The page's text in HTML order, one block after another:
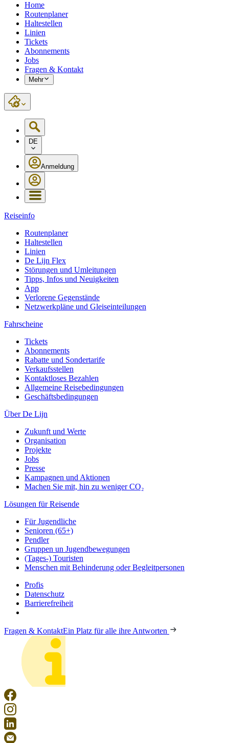
Home
Routenplaner
Haltestellen
Linien
Tickets
Abonnements
Jobs
Fragen & Kontakt
Mehr
DE
Anmeldung
Reiseinfo
Routenplaner
Haltestellen
Linien
De Lijn Flex
Störungen und Umleitungen
Tipps, Infos und Neuigkeiten
App
Verlorene Gegenstände
Netzwerkpläne und Gleiseinteilungen
Fahrscheine
Tickets
Abonnements
Rabatte und Sondertarife
Verkaufsstellen
Kontaktloses Bezahlen
Allgemeine Reisebedingungen
Geschäftsbedingungen
Über De Lijn
Zukunft und Werte
Organisation
Projekte
Jobs
Presse
Kampagnen und Aktionen
Machen Sie mit, hin zu weniger CO₂
Lösungen für Reisende
Für Jugendliche
Senioren (65+)
Pendler
Gruppen un Jugendbewegungen
(Tages-) Touristen
Menschen mit Behinderung oder Begleitpersonen
Profis
Datenschutz
Barrierefreiheit
Fragen & KontaktEin Platz für alle ihre Antworten